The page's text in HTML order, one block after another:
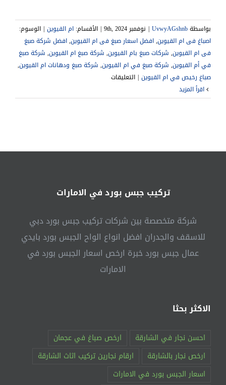
بواسطةUvwyAGshnb
| نوفمبر 9th, 2024 | الأقسام: ام القيوين | الوسوم:
اصباغ فى ام القيوين,افضل اسعار صبغ فى ام القيوين,افضل شركة صبغ
فى ام القيوين, شركات صبغ بام القيوين, شركة صبغ ام القيوين, شركة صبغ
في أم القيوين, شركة صبغ في ام القيوين, شركة صبغ ودهانات ام القيوين,
| التعليقاتعلى
صبغ
|0541307088|
تركيب جبس بورد في الامارات
شركة متخصصة بين شركات تركيب جبس بورد دبي
للاسقف والجدران افضل انواع الواح الجبس بورد بايدي
عمال جبس بورد خبرة ارخص اسعار الجبس بورد في
الامارات
الاكثر بحثا
احسن نجار في الشارقة
ارخص صباغ في عجمان
ارخص نجار بالشارقة
ارقام نجارين تركيب اثاث الشارقة
اسعار الجبس بورد في الامارات